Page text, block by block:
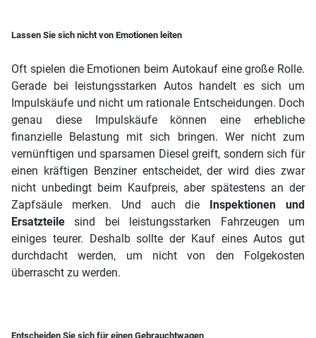
Lassen Sie sich nicht von Emotionen leiten
Oft spielen die Emotionen beim Autokauf eine große Rolle.
Gerade bei leistungsstarken Autos handelt es sich um
Impulskäufe und nicht um rationale Entscheidungen. Doch
genau diese Impulskäufe können eine erhebliche
finanzielle Belastung mit sich bringen. Wer nicht zum
vernünftigen und sparsamen Diesel greift, sondern sich für
einen kräftigen Benziner entscheidet, der wird dies zwar
nicht unbedingt beim Kaufpreis, aber spätestens an der
Zapfsäule merken. Und auch die
Inspektionen und
Ersatzteile sind bei leistungsstarken Fahrzeugen um
einiges teurer. Deshalb sollte der Kauf eines Autos gut
durchdacht werden, um nicht von den Folgekosten
überrascht zu werden.
Entscheiden Sie sich für einen Gebrauchtwagen